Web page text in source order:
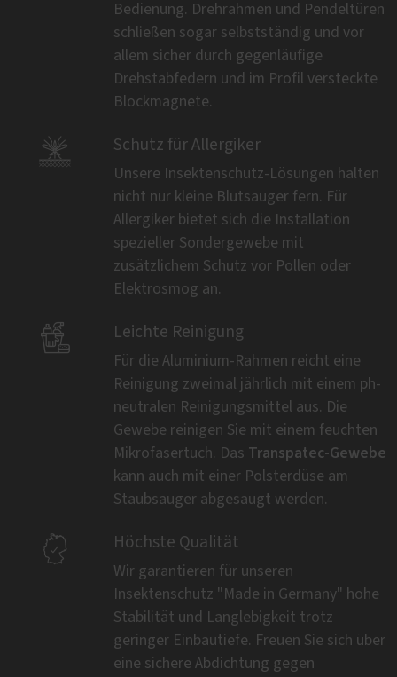
Bedienung. Drehrahmen und Pendeltüren
schließen sogar selbstständig und vor
allem sicher durch gegenläufige
Drehstabfedern und im Profil versteckte
Blockmagnete.
 Schutz für Allergiker
Unsere Insektenschutz-Lösungen halten
nicht nur kleine Blutsauger fern. Für
Allergiker bietet sich die Installation
spezieller Sondergewebe mit
zusätzlichem Schutz vor Pollen oder
Elektrosmog an.
 Leichte Reinigung
Für die Aluminium-Rahmen reicht eine
Reinigung zweimal jährlich mit einem ph-
neutralen Reinigungsmittel aus. Die
Gewebe reinigen Sie mit einem feuchten
Mikrofasertuch. Das Transpatec-Gewebe
kann auch mit einer Polsterdüse am
Staubsauger abgesaugt werden.
 Höchste Qualität
Wir garantieren für unseren
Insektenschutz "Made in Germany" hohe
Stabilität und Langlebigkeit trotz
geringer Einbautiefe. Freuen Sie sich über
eine sichere Abdichtung gegen